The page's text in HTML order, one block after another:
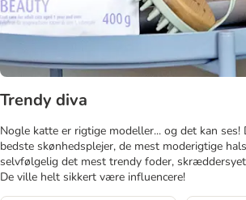
Trendy diva
Nogle katte er rigtige modeller... og det kan
bedste skønhedsplejer, de mest moderigtige
selvfølgelig det mest trendy foder,
De ville helt sikkert være influencere!